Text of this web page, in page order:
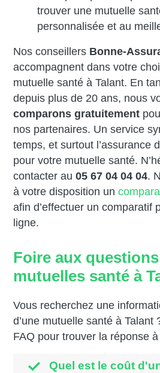
trouver une mutuelle
personnalisée et au
Nos conseillers Bonne-
accompagnent dans votre
mutuelle santé à Talant. En
depuis plus de 20 ans, nous
comparons gratuitement
nos partenaires. Un service
temps, et surtout l’assurance
pour votre mutuelle santé.
contacter au05 67 04 04 04.
à votre disposition un
afin d’effectuer un comparatif
ligne.
Foire aux
mutuelles santé à
Vous recherchez une
d’une mutuelle santé à Talant
FAQ pour trouver la réponse
Quel est le coût d'une mutuelle